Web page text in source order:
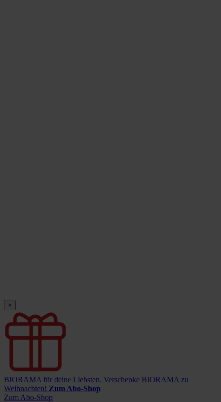
×
BIORAMA für deine Liebsten. Verschenke BIORAMA zu
Weihnachten! Zum Abo-Shop
Zum Abo-Shop